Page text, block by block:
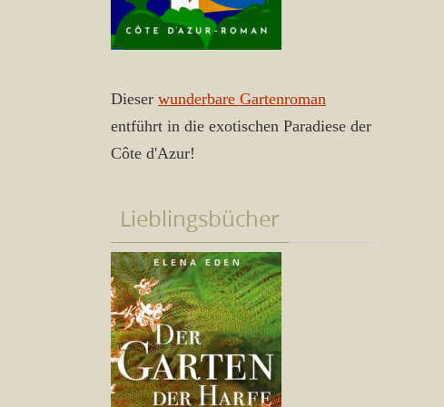
Dieser wunderbare Gartenroman
entführt in die exotischen Paradiese der
Côte d'Azur!
Lieblingsbücher